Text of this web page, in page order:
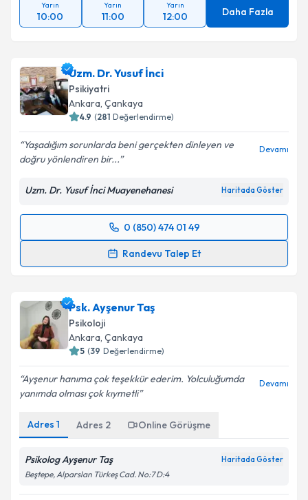
Yarın
10:00
Yarın
11:00
Yarın
12:00 Daha Fazla
Uzm. Dr. Yusuf İnci
Psikiyatri
Ankara, Çankaya
4.9 (281 Değerlendirme)
Yaşadığım sorunlarda beni gerçekten dinleyen ve
doğru yönlendiren bir...
Devamı
Uzm. Dr. Yusuf İnci Muayenehanesi Haritada Göster
0 (850) 474 01 49
Randevu Talep Et
Randevu Takvimi Talebi
takvim hazırlandığında e-posta ile bilgilendireceğiz.
E-posta Adresiniz
Kişisel verilerimin işlenmesine ilişkin
kapsamda işlenmesini kabul ediyorum.
Takvim Talebini Gönder
Psk. Ayşenur Taş
Psikoloji
Ankara, Çankaya
5 (39 Değerlendirme)
Ayşenur hanıma çok teşekkür ederim. Yolculuğumda
yanımda olması çok kıymetli
Devamı
Adres 1 Adres 2 Online Görüşme
Psikolog Ayşenur Taş Haritada Göster
Beştepe, Alparslan Türkeş Cad. No:7 D:4